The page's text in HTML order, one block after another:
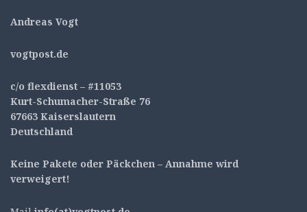
Andreas Vogt
vogtpost.de
c/o flexdienst – #11053
Kurt-Schumacher-Straße 76
67663 Kaiserslautern
Deutschland
Keine Pakete oder Päckchen – Annahme wird
verweigert!